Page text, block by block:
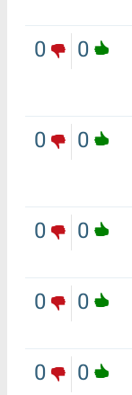
0
0
0
0
0
0
0
0
0
0